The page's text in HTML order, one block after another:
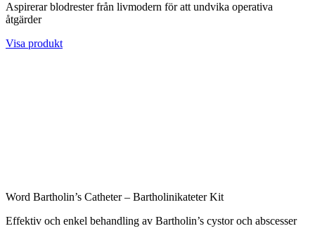
Aspirerar blodrester från livmodern för att undvika operativa
åtgärder
Visa produkt
Word Bartholin’s Catheter – Bartholinikateter Kit
Effektiv och enkel behandling av Bartholin’s cystor och abscesser